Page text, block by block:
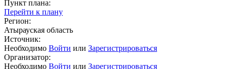
Пункт плана:
Перейти к плану
Регион:
Атырауская область
Источник:
Необходимо Войти или Зарегистрироваться
Организатор:
Необходимо Войти или Зарегистрироваться